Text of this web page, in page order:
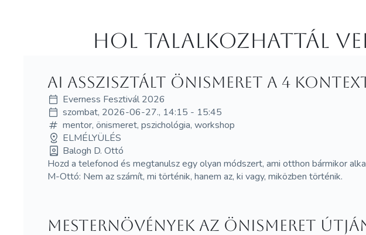
Hol Talalkozhattál
AI asszisztált önismeret a 4
Everness Fesztivál 2026
szombat, 2026-06-27., 14:15 - 15:45
mentor, önismeret, pszichológia, workshop
ELMÉLYÜLÉS
Balogh D. Ottó
Hozd a telefonod és megtanulsz egy olyan módszert, ami otthon bármikor
M-Ottó: Nem az számít, mi történik, hanem az, ki vagy, miközben történik.
Mesternövények az önismeret